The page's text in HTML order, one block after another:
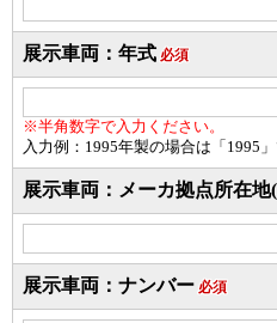
展示車両：年式 必須
※半角数字で入力ください。
入力例：1995年製の場合は「1995」
展示車両：メーカ拠点所在地
展示車両：ナンバー 必須